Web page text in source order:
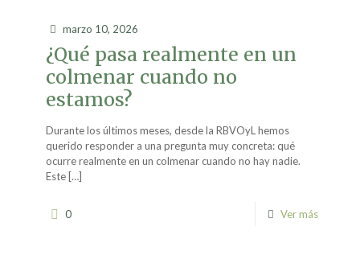
marzo 10, 2026
¿Qué pasa realmente en un
colmenar cuando no
estamos?
Durante los últimos meses, desde la RBVOyL hemos
querido responder a una pregunta muy concreta: qué
ocurre realmente en un colmenar cuando no hay nadie.
Este[…]
0 Ver más